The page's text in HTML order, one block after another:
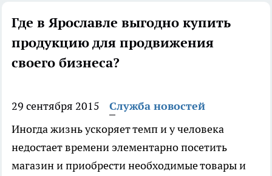
Где в Ярославле выгодно купить
продукцию для продвижения
своего бизнеса?
29 сентября 2015
Служба новостей
Иногда жизнь ускоряет темп и у человека
недостает времени элементарно посетить
магазин и приобрести необходимые товары и